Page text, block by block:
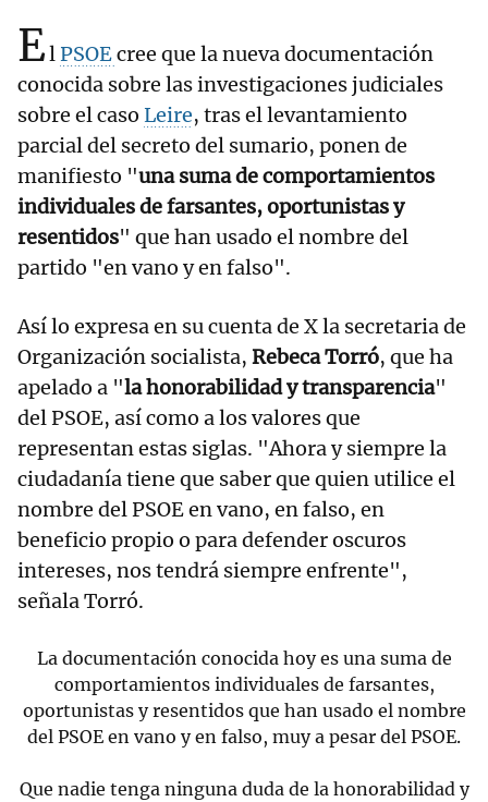
ElPSOEcree que la nueva documentación
conocida sobre las investigaciones judiciales
sobre el caso Leire, tras el levantamiento
parcial del secreto del sumario, ponen de
manifiesto "una suma de comportamientos
individuales de farsantes, oportunistas y
resentidos" que han usado el nombre del
partido "en vano y en falso".
Así lo expresa en su cuenta de X la secretaria de
Organización socialista, Rebeca Torró, que ha
apelado a "la honorabilidad y transparencia"
del PSOE, así como a los valores que
representan estas siglas. "Ahora y siempre la
ciudadanía tiene que saber que quien utilice el
nombre del PSOE en vano, en falso, en
beneficio propio o para defender oscuros
intereses, nos tendrá siempre enfrente",
señala Torró.
La documentación conocida hoy es una suma de
comportamientos individuales de farsantes,
oportunistas y resentidos que han usado el nombre
del PSOE en vano y en falso, muy a pesar del PSOE.
Que nadie tenga ninguna duda de la honorabilidad y